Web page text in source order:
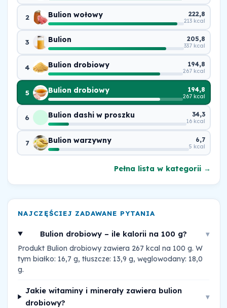
2 Bulion wołowy 222,8
213 kcal
3 Bulion 205,8
337 kcal
4 Bulion drobiowy 194,8
267 kcal
5 Bulion drobiowy 194,8
267 kcal
6 Bulion dashi w proszku 34,3
16 kcal
7 Bulion warzywny 6,7
5 kcal
Pełna lista w kategorii →
NAJCZĘŚCIEJ ZADAWANE PYTANIA
Bulion drobiowy – ile kalorii na 100 g? ▾
Produkt Bulion drobiowy zawiera 267 kcal na 100 g. W
tym białko: 16,7 g, tłuszcze: 13,9 g, węglowodany: 18,0
g.
Jakie witaminy i minerały zawiera bulion
drobiowy?
▾